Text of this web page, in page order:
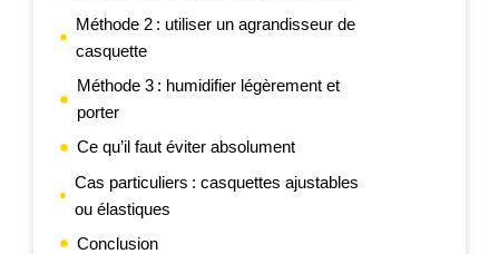
Méthode 2 : utiliser un agrandisseur de
casquette
Méthode 3 : humidifier légèrement et
porter
Ce qu’il faut éviter absolument
Cas particuliers : casquettes ajustables
ou élastiques
Conclusion